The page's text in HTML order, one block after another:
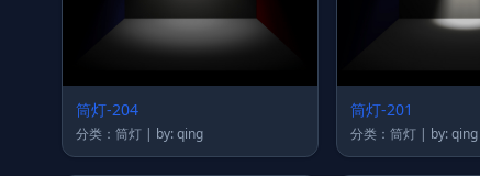
筒灯-204
分类：筒灯 | by: qing
筒灯-201
分类：筒灯 | by: qing